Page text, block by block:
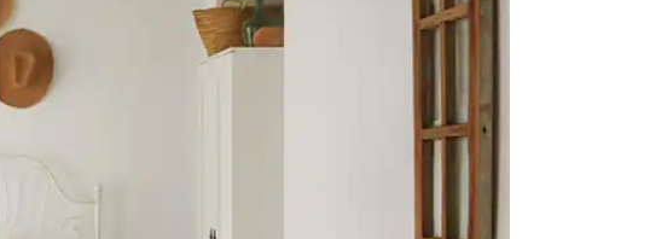
prema gore i prema dolje, kao i dodirom ili prelaskom prstom po zaslonu.